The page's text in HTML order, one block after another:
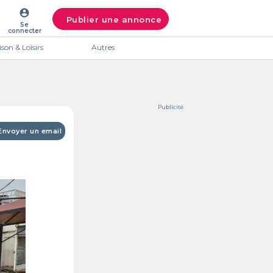
account_circle
Se
connecter
Publier une annonce
& Loisirs Autres
un email
Publicité